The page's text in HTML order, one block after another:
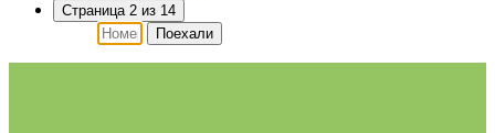
Страница 2 из 14
Поехали